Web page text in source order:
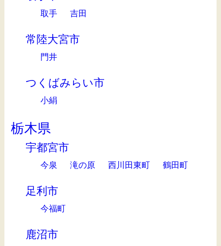
取手 吉田
常陸大宮市
門井
つくばみらい市
小絹
栃木県
宇都宮市
今泉 滝の原 西川田東町 鶴田町
足利市
今福町
鹿沼市